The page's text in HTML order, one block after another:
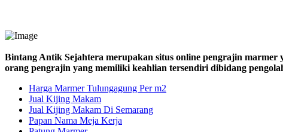
Bintang Antik Sejahtera merupakan situs online pengrajin
orang pengrajin yang memiliki keahlian tersendiri dibidang
Harga Marmer Tulungagung Per m2
Jual Kijing Makam
Jual Kijing Makam Di Semarang
Papan Nama Meja Kerja